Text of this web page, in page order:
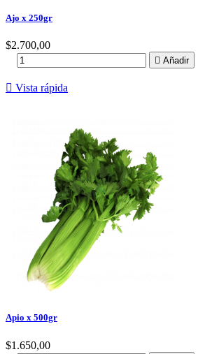
Ajo x 250gr
Precio
$2.700,00
 Añadir
 Vista rápida
Apio x 500gr
Precio
$1.650,00